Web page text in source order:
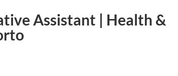
Assistant | Health &